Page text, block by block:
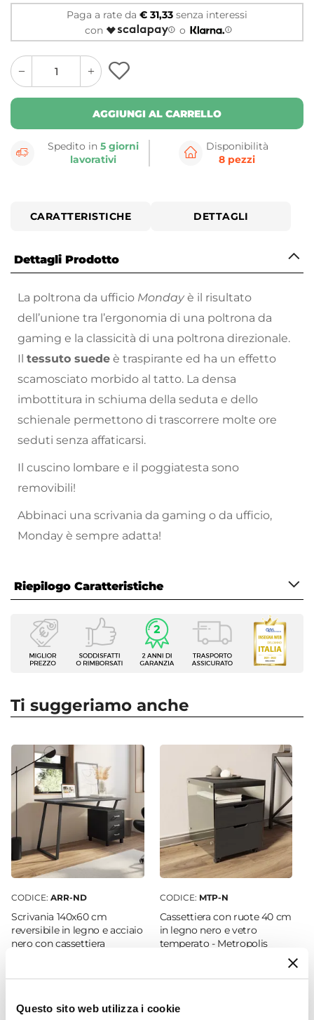
Questo sito web utilizza i cookie
Paga a rate da € 31,33 senza interessi
con
o
quantity
button
quantity
minus
button
AGGIUNGI AL CARRELLO
Spedito in5 giorni
lavorativi
Disponibilità
8 pezzi
CARATTERISTICHE DETTAGLI
Dettagli Prodotto
La poltrona da ufficio Monday è il risultato
dell’unione tra l’ergonomia di una poltrona da
gaming e la classicità di una poltrona direzionale.
Il tessuto suede è traspirante ed ha un effetto
scamosciato morbido al tatto. La densa
imbottitura in schiuma della seduta e dello
schienale permettono di trascorrere molte ore
seduti senza affaticarsi.
Il cuscino lombare e il poggiatesta sono
removibili!
Abbinaci una scrivania da gaming o da ufficio,
Monday è sempre adatta!
Riepilogo Caratteristiche
Caratteristiche
Tipologia
Sedia girevole
Dimensioni Base
Caratteristiche
Supporto lombare
|Seduta Imbottita
Schienale imbottito| Schienale ergonomico
|
Schienale alto|Con poggiatesta
Braccioli
imbottiti
| Con cuscino
Meccanismi
Rotazione 360°|Regolazione basculante|
Altezza regolabile
Colore Seduta
Beige
Colore Basamento
Tessuto scamosciato
Ti suggeriamo anche
CODICE: ARR-ND
Scrivania 140x60 cm
reversibile in legno e acciaio
nero con cassettiera
CODICE: MTP-N
Cassettiera con ruote 40 cm
in legno nero e vetro
temperato - Metropolis